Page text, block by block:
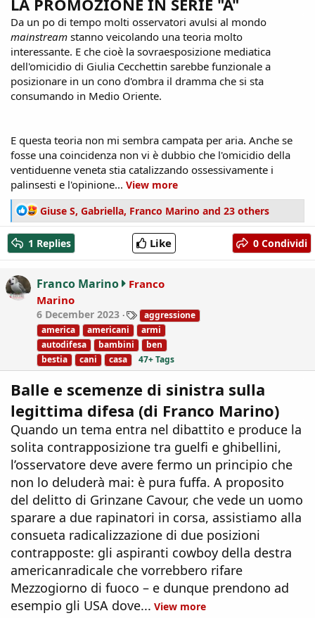
Da un po di tempo molti osservatori avulsi al mondo
mainstream stanno veicolando una teoria molto
interessante. E che cioè la sovraesposizione mediatica
dell'omicidio di Giulia Cecchettin sarebbe funzionale a
posizionare in un cono d'ombra il dramma che si sta
consumando in Medio Oriente.
E questa teoria non mi sembra campata per aria. Anche se
fosse una coincidenza non vi è dubbio che l'omicidio della
ventiduenne veneta stia catalizzando ossessivamente i
palinsesti e l'opinione... View more
R
e
a
c
t
i
o
n
s
:
Giuse S, Gabriella, Franco Marino and 23 others
1 Replies Like 0 Condividi
Franco Marino
Franco
Marino
6 December 2023
T
a
g
aggressione
america
americani
armi
autodifesa
bambini
ben
bestia
cani casa 47+ Tags
Balle e scemenze di sinistra sulla
legittima difesa (di Franco Marino)
Quando un tema entra nel dibattito e produce la
solita contrapposizione tra guelfi e ghibellini,
l’osservatore deve avere fermo un principio che
non lo deluderà mai: è pura fuffa. A proposito
del delitto di Grinzane Cavour, che vede un uomo
sparare a due rapinatori in corsa, assistiamo alla
consueta radicalizzazione di due posizioni
contrapposte: gli aspiranti cowboy della destra
americanradicale che vorrebbero rifare
Mezzogiorno di fuoco – e dunque prendono ad
esempio gli USA dove... View more